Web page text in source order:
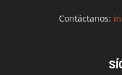
Contáctanos: